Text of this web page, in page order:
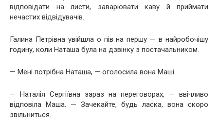
відповідати на листи, заварювати каву й приймати
нечастих відвідувачів.
Галина Петрівна увійшла о пів на першу — в найробочішу
годину, коли Наташа була на дзвінку з постачальником.
— Мені потрібна Наташа, — оголосила вона Маші.
— Наталія Сергіївна зараз на переговорах, — ввічливо
відповіла Маша. — Зачекайте, будь ласка, вона скоро
звільниться.